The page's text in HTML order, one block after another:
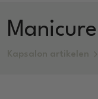
Manicure
Kapsalon artikelen